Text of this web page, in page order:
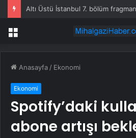
Altı Üstü İstanbul 7. bölüm
Menü
Anasayfa / Ekonomi
Ekonomi
Spotify’daki
abone artışı